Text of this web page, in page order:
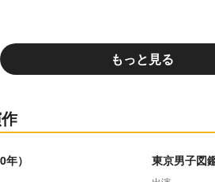
もっと見る
） 東京男子図